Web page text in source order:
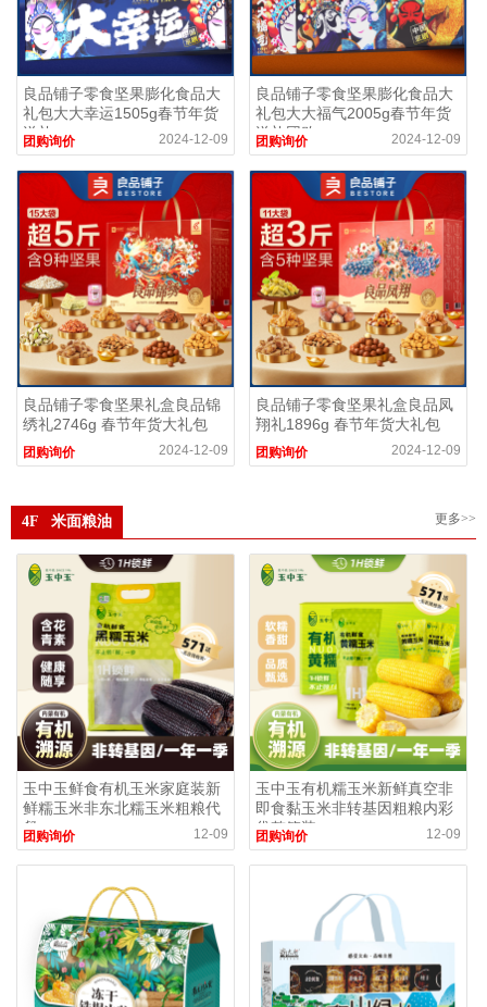
良品铺子零食坚果膨化食品大
礼包大大幸运1505g春节年货
送礼
团购询价 2024-12-09
良品铺子零食坚果膨化食品大
礼包大大福气2005g春节年货
送礼团购
团购询价 2024-12-09
良品铺子零食坚果礼盒良品锦
绣礼2746g 春节年货大礼包
团购询价 2024-12-09
良品铺子零食坚果礼盒良品凤
翔礼1896g 春节年货大礼包
团购询价 2024-12-09
4F 米面粮油 更多>>
玉中玉鲜食有机玉米家庭装新
鲜糯玉米非东北糯玉米粗粮代
餐
团购询价 12-09
玉中玉有机糯玉米新鲜真空非
即食黏玉米非转基因粗粮内彩
袋整箱装
团购询价 12-09